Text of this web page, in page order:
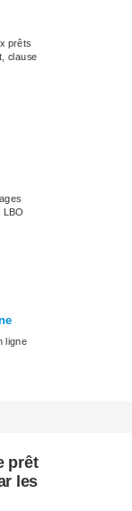
prêts
clause
LBO
ligne
prêt
les